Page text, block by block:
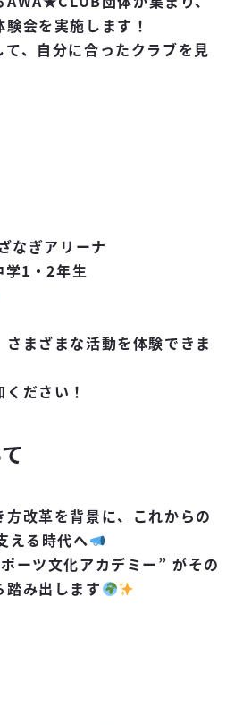
会を実施します！
、自分に合ったクラブを見
なぎアリーナ
学1・2年生
まざまな活動を体験できま
ださい！
改革を背景に、これからの
える時代へ
ーツ文化アカデミー” がその
踏み出します